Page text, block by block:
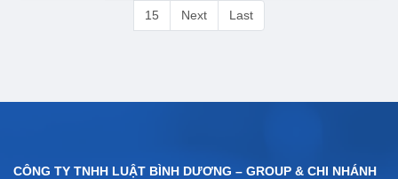
15 Next Last
CÔNG TY TNHH LUẬT BÌNH DƯƠNG – GROUP & CHI NHÁNH